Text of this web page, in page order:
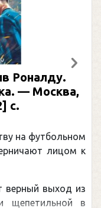
Роналду.
— Москва,
с.
на футбольном
лицом к
верный выход из
щепетильной в